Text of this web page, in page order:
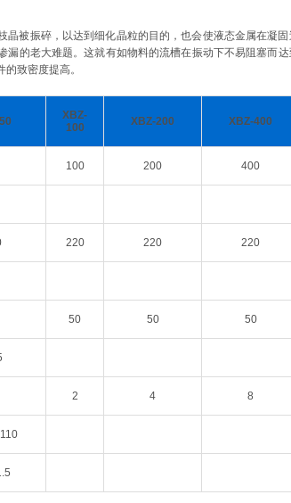
晶被振碎，以达到细化晶粒的目的，也会使液态金属在凝
漏的老大难题。这就有如物料的流槽在振动下不易阻塞而
致密度提高。
XBZ-
100
XBZ-200 XBZ-400
100 200 400
220 220 220
50 50 50
2 4 8